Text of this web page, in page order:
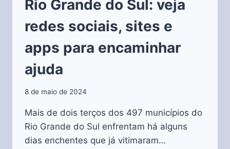
Rio Grande do Sul: veja
redes sociais, sites e
apps para encaminhar
ajuda
8 de maio de 2024
Mais de dois terços dos 497 municípios do
Rio Grande do Sul enfrentam há alguns
dias enchentes que já vitimaram…